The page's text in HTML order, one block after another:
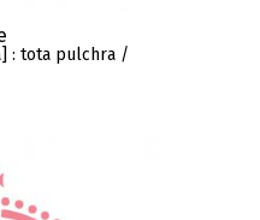
: tota pulchra /